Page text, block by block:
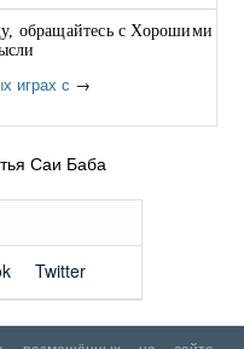
обращайтесь с Хорошими
играх с →
Twitter